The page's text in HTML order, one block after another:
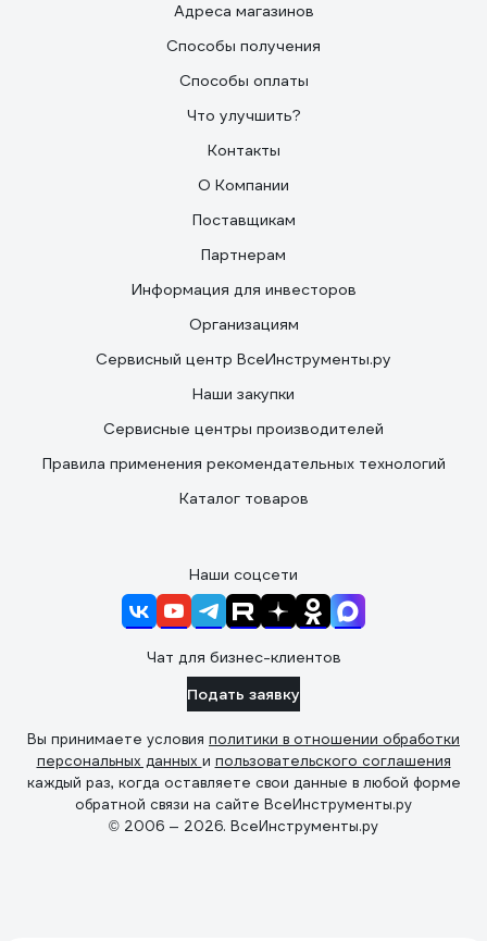
Адреса магазинов
Способы получения
Способы оплаты
Что улучшить?
Контакты
О Компании
Поставщикам
Партнерам
Информация для инвесторов
Организациям
Сервисный центр ВсеИнструменты.ру
Наши закупки
Сервисные центры производителей
Правила применения рекомендательных технологий
Каталог товаров
Наши соцсети
Чат для бизнес-клиентов
Подать заявку
Вы принимаете условия политики в отношении обработки
персональных данных и пользовательского соглашения
каждый раз, когда оставляете свои данные в любой форме
обратной связи на сайте ВсеИнструменты.ру
© 2006 — 2026. ВсеИнструменты.ру